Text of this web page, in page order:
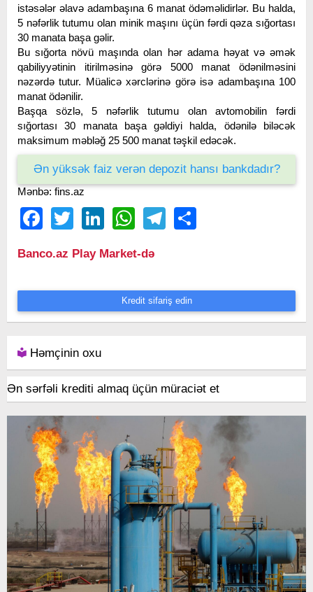
istəsələr əlavə adambaşına 6 manat ödəməlidirlər. Bu halda,
5 nəfərlik tutumu olan minik maşını üçün fərdi qəza sığortası
30 manata başa gəlir.
Bu sığorta növü maşında olan hər adama həyat və əmək
qabiliyyətinin itirilməsinə görə 5000 manat ödənilməsini
nəzərdə tutur. Müalicə xərclərinə görə isə adambaşına 100
manat ödənilir.
Başqa sözlə, 5 nəfərlik tutumu olan avtomobilin fərdi
sığortası 30 manata başa gəldiyi halda, ödənilə biləcək
maksimum məbləğ 25 500 manat təşkil edəcək.
Ən yüksək faiz verən depozit hansı bankdadır?
Mənbə: fins.az
FacebookTwitter LinkedIn WhatsAppTelegram
Banco.az Play Market-də
Kredit sifariş edin
Həmçinin oxu
Ən sərfəli krediti almaq üçün müraciət et